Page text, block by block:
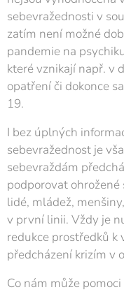
sebevražednosti v
zatím není možné
pandemie na
které vznikají např. v
opatření či dokonce
19.
I bez úplných
sebevražednost je
sebevraždám
podporovat
lidé, mládež,
v první linii. Vždy je
redukce prostředků k
předcházení krizím v
Co nám může